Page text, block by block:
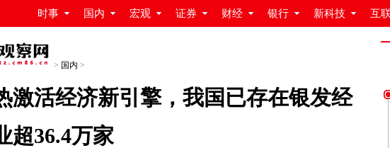
时事 国内 宏观 证券 财经 银行 新科技 互
> 国内 >
激活经济新引擎，我国已存在银发经
超36.4万家